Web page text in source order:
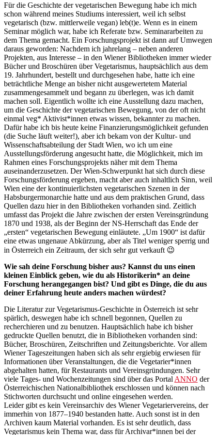
Für die Geschichte der vegetarischen Bewegung habe ich mich
schon während meines Studiums interessiert, weil ich selbst
vegetarisch (bzw. mittlerweile vegan) leb(t)e. Wenn es in einem
Seminar möglich war, habe ich Referate bzw. Seminararbeiten zu
dem Thema gemacht. Ein Forschungsprojekt ist dann auf Umwegen
daraus geworden: Nachdem ich jahrelang – neben anderen
Projekten, aus Interesse – in den Wiener Bibliotheken immer wieder
Bücher und Broschüren über Vegetarismus, hauptsächlich aus dem
19. Jahrhundert, bestellt und durchgesehen habe, hatte ich eine
beträchtliche Menge an bisher nicht ausgewertetem Material
zusammengesammelt und begann zu überlegen, was ich damit
machen soll. Eigentlich wollte ich eine Ausstellung dazu machen,
um die Geschichte der vegetarischen Bewegung, von der oft nicht
einmal veg* Aktivist*innen etwas wissen, bekannter zu machen.
Dafür habe ich bis heute keine Finanzierungsmöglichkeit gefunden
(die Suche läuft weiter!), aber ich bekam von der Kultur- und
Wissenschaftsabteilung der Stadt Wien, wo ich um eine
Ausstellungsförderung angesucht hatte, die Möglichkeit, mich im
Rahmen eines Forschungsprojekts näher mit dem Thema
auseinanderzusetzen. Der Wien-Schwerpunkt hat sich durch diese
Forschungsförderung ergeben, macht aber auch inhaltlich Sinn, weil
Wien eine der kontinuierlichsten vegetarischen Szenen in der
Habsburgermonarchie hatte und aus dem praktischen Grund, dass
Quellen dazu hier in den Bibliotheken vorhanden sind. Zeitlich
umfasst das Projekt die Jahre zwischen der ersten Vereinsgründung
1870 und 1938, als der Beginn der NS-Herrschaft das Ende der
„ersten“ vegetarischen Bewegung einläutete. „Um 1900“ ist dafür
eine etwas ungenaue Abkürzung, aber als Titel weniger sperrig und
in Österreich ein Zeitraum, der sich sehr gut verkauft 😉
Wie sah deine Forschung bisher aus? Kannst du uns einen
kleinen Einblick geben, wie du als Historikerin* an deine
Forschung herangegangen bist? Und gibt es Dinge, die du aus
deiner Erfahrung heute anders machen würdest?
Die Literatur zur Vegetarismus-Geschichte in Österreich ist sehr
spärlich, deswegen habe ich schnell begonnen, Quellen zu
recherchieren und zu benutzen. Hauptsächlich habe ich bisher
gedruckte Quellen benutzt, die in Bibliotheken vorhanden sind:
Bücher, Broschüren, Zeitschriften und Zeitungsberichte. Vor allem
Wiener Tageszeitungen haben sich als sehr ergiebig erwiesen für
Informationen über Veranstaltungen, die die Vegetarier*innen
abgehalten hatten, für Restaurants und Vereinsgründungen. Sehr
viele Tages- und Wochenzeitungen sind über das Portal ANNO der
Österreichischen Nationalbibliothek erschlossen und können nach
Stichworten durchsucht und online eingesehen werden.
Leider gibt es kein Vereinsarchiv des Wiener Vegetariervereins, der
immerhin von 1877–1940 bestanden hatte. Auch sonst ist in den
Archiven kaum Material vorhanden. Es ist sehr deutlich, dass
Vegetarismus kein Thema war, dass für Archivar*innen bei der